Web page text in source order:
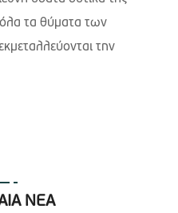
τα θύματα των
την
ΝΕΑ